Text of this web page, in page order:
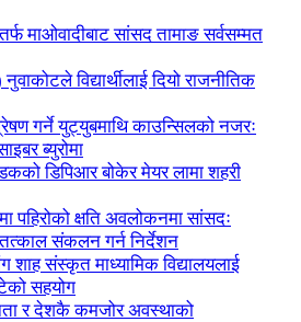
माओवादीबाट सांसद तामाङ सर्वसम्मत
विद्यार्थीलाई दियो राजनीतिक
गर्ने युट्युबमाथि काउन्सिलको नजरः
ब्युरोमा
डिपिआर बोकेर मेयर लामा शहरी
पहिरोको क्षति अवलोकनमा सांसदः
तत्काल संकलन गर्न निर्देशन
संस्कृत माध्यामिक विद्यालयलाई
सहयोग
र देशकै कमजोर अवस्थाको